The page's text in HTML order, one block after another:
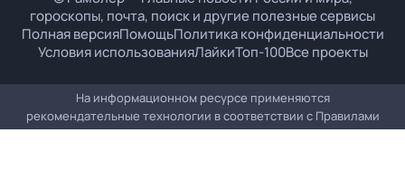
гороскопы, почта, поиск и другие полезные сервисы
Полная версияПомощьПолитика конфиденциальности
Условия использованияЛайкиТоп-100Все проекты
На информационном ресурсе применяются
рекомендательные технологии в соответствии с Правилами